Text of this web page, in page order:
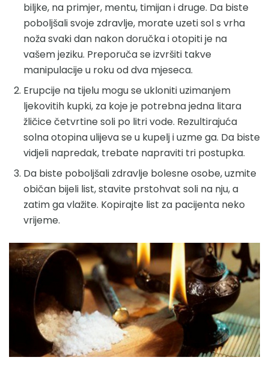
biljke, na primjer, mentu, timijan i druge. Da biste
poboljšali svoje zdravlje, morate uzeti sol s vrha
noža svaki dan nakon doručka i otopiti je na
vašem jeziku. Preporuča se izvršiti takve
manipulacije u roku od dva mjeseca.
Erupcije na tijelu mogu se ukloniti uzimanjem
ljekovitih kupki, za koje je potrebna jedna litara
žličice četvrtine soli po litri vode. Rezultirajuća
solna otopina ulijeva se u kupelj i uzme ga. Da biste
vidjeli napredak, trebate napraviti tri postupka.
Da biste poboljšali zdravlje bolesne osobe, uzmite
običan bijeli list, stavite prstohvat soli na nju, a
zatim ga vlažite. Kopirajte list za pacijenta neko
vrijeme.